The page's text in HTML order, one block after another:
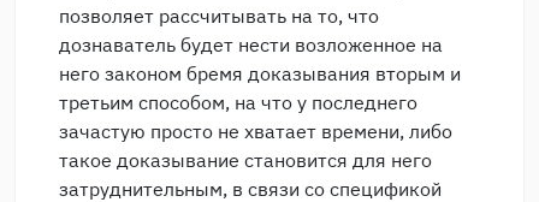
позволяет рассчитывать на то, что
дознаватель будет нести возложенное на
него законом бремя доказывания вторым и
третьим способом, на что у последнего
зачастую просто не хватает времени, либо
такое доказывание становится для него
затруднительным, в связи со спецификой